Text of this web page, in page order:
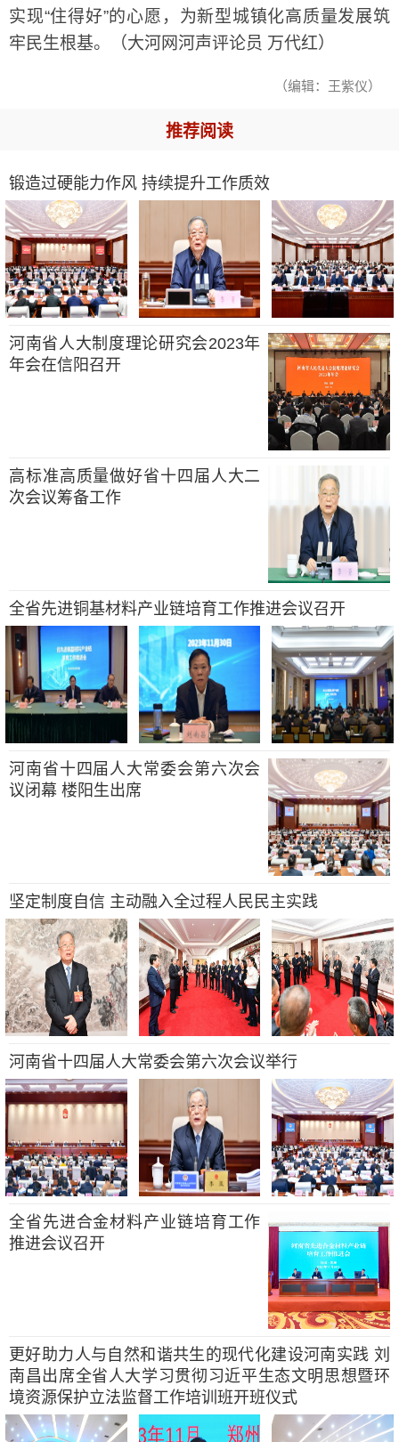
实现“住得好”的心愿，为新型城镇化高质量发展筑
牢民生根基。（大河网河声评论员 万代红）
（编辑：王紫仪）
推荐阅读
锻造过硬能力作风 持续提升工作质效
河南省人大制度理论研究会2023年
年会在信阳召开
高标准高质量做好省十四届人大二
次会议筹备工作
全省先进铜基材料产业链培育工作推进会议召开
河南省十四届人大常委会第六次会
议闭幕 楼阳生出席
坚定制度自信 主动融入全过程人民民主实践
河南省十四届人大常委会第六次会议举行
全省先进合金材料产业链培育工作
推进会议召开
更好助力人与自然和谐共生的现代化建设河南实践 刘
南昌出席全省人大学习贯彻习近平生态文明思想暨环
境资源保护立法监督工作培训班开班仪式